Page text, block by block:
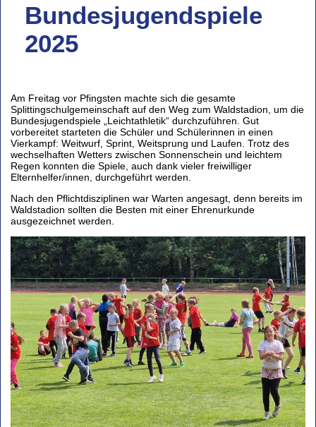
Bundesjugendspiele
2025
Am Freitag vor Pfingsten machte sich die gesamte
Splittingschulgemeinschaft auf den Weg zum Waldstadion, um die
Bundesjugendspiele „Leichtathletik“ durchzuführen. Gut
vorbereitet starteten die Schüler und Schülerinnen in einen
Vierkampf: Weitwurf, Sprint, Weitsprung und Laufen. Trotz des
wechselhaften Wetters zwischen Sonnenschein und leichtem
Regen konnten die Spiele, auch dank vieler freiwilliger
Elternhelfer/innen, durchgeführt werden.
Nach den Pflichtdisziplinen war Warten angesagt, denn bereits im
Waldstadion sollten die Besten mit einer Ehrenurkunde
ausgezeichnet werden.